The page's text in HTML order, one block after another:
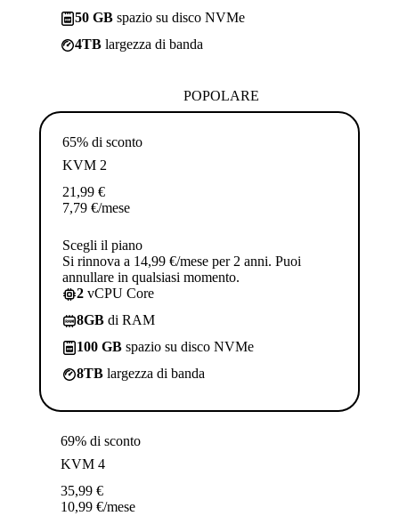
50 GB spazio su disco NVMe
4TB largezza di banda
POPOLARE
65% di sconto
KVM 2
21,99 €
7,79 €/mese
Scegli il piano
Si rinnova a 14,99 €/mese per 2 anni. Puoi
annullare in qualsiasi momento.
2 vCPU Core
8GB di RAM
100 GB spazio su disco NVMe
8TB largezza di banda
69% di sconto
KVM 4
35,99 €
10,99 €/mese